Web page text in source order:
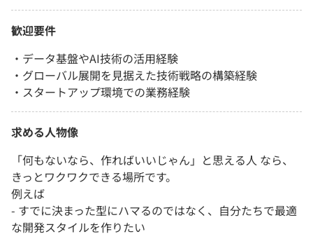
歓迎要件
・データ基盤やAI技術の活用経験
・グローバル展開を見据えた技術戦略の構築経験
・スタートアップ環境での業務経験
求める人物像
「何もないなら、作ればいいじゃん」と思える人 なら、
きっとワクワクできる場所です。
例えば
- すでに決まった型にハマるのではなく、自分たちで最適
な開発スタイルを作りたい